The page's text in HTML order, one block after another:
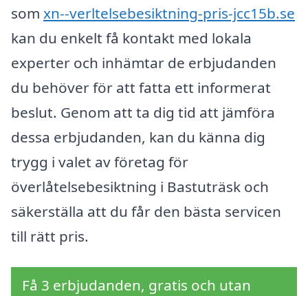
som xn--verltelsebesiktning-pris-jcc15b.se
kan du enkelt få kontakt med lokala
experter och inhämtar de erbjudanden
du behöver för att fatta ett informerat
beslut. Genom att ta dig tid att jämföra
dessa erbjudanden, kan du känna dig
trygg i valet av företag för
överlåtelsebesiktning i Bastuträsk och
säkerställa att du får den bästa servicen
till rätt pris.
Få 3 erbjudanden, gratis och utan